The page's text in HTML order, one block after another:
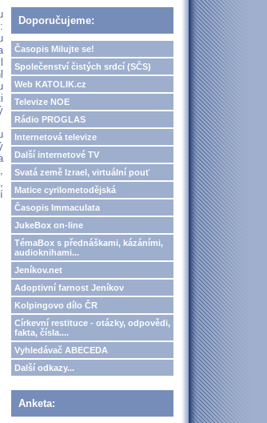
Doporučujeme:
Časopis Milujte se!
Společenství čistých srdcí (SČS)
Web KATOLIK.cz
Televize NOE
Rádio PROGLAS
Internetová televize
Další internetové TV
Svatá země Izrael, virtuální pouť
Matice cyrilometodějská
Časopis Immaculata
JukeBox on-line
TémaBox s přednáškami, kázáními,
audioknihami...
Jeníkov.net
Adoptivní farnost Jeníkov
Kolpingovo dílo ČR
Církevní restituce - otázky, odpovědi,
fakta, čísla....
Vyhledávač ABECEDA
Další odkazy...
Anketa: